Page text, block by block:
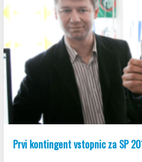
Prvi kontingent vstopnic za SP